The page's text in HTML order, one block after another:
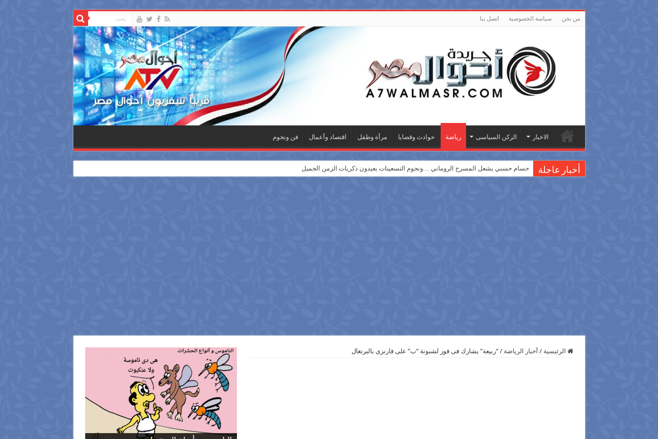
من نحن سياسة الخصوصية اتصل بنا
الاخبار الركن السياسى رياضة حوادث وقضايا مرأة وطفل اقتصاد وأعمال فن ونجوم
أخبار عاجلة حسام حسني يشعل المسرح الروماني …ونجوم التسعينات يعيدون ذكريات الزمن الجميل
الرئيسية / أخبار الرياضة / “ربيعة” يشارك فى فوز لشبونة “ب” على فارنزى بالبرتغال